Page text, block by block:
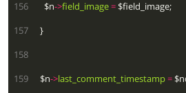
156
    $n
->field_image=
$field_image;
157
  }
158
159
  $n
->last_comment_timestamp=